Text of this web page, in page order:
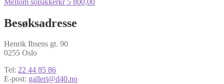
Besøksadresse
Henrik Ibsens gt. 90
0255 Oslo
Tel: 22 44 85 86
E-post: galleri@d40.no